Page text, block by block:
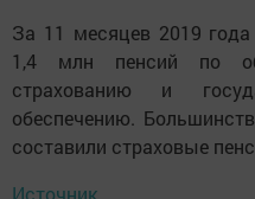
За 11 месяцев 2019
1,4 млн пенсий по
страхованию и
обеспечению.
составили страховые